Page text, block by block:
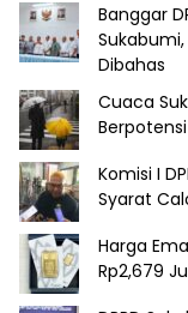
Banggar
Dibahas
Cuaca
Komisi I
Syarat
Harga
Rp2,679